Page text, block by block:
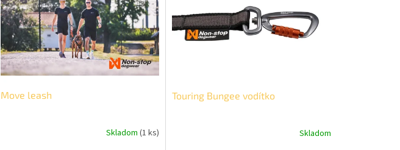
Move leash
Skladom (1 ks)
Touring Bungee vodítko
Skladom